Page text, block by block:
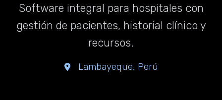
Software integral para hospitales con
gestión de pacientes, historial clínico y
recursos.
Lambayeque, Perú